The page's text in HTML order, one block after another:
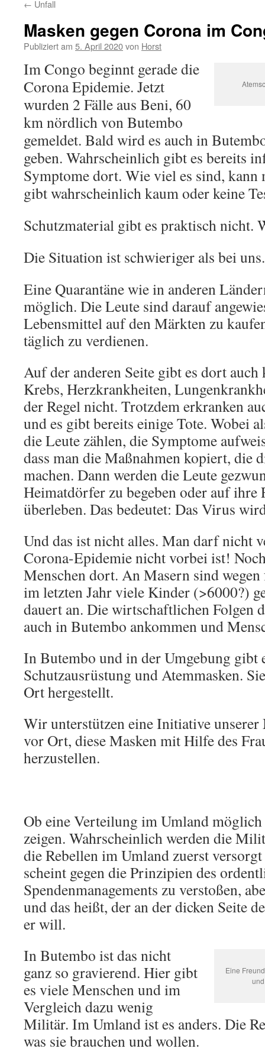
← Unfall
Masken gegen Corona im
Publiziert am 5. April 2020von Horst
Im Congo beginnt gerade die
Corona Epidemie. Jetzt
wurden 2 Fälle aus Beni, 60
km nördlich von Butembo
gemeldet. Bald wird es auch in
geben. Wahrscheinlich gibt es bereits
Symptome dort. Wie viel es sind, kann
gibt wahrscheinlich kaum oder keine
Schutzmaterial gibt es praktisch nicht.
Die Situation ist schwieriger als bei uns.
Eine Quarantäne wie in anderen
möglich. Die Leute sind darauf
Lebensmittel auf den Märkten zu
täglich zu verdienen.
Auf der anderen Seite gibt es dort
Krebs, Herzkrankheiten,
der Regel nicht. Trotzdem erkranken
und es gibt bereits einige Tote. Wobei
die Leute zählen, die Symptome
dass man die Maßnahmen kopiert, die
machen. Dann werden die Leute
Heimatdörfer zu begeben oder auf ihre
überleben. Das bedeutet: Das Virus
Und das ist nicht alles. Man darf nicht
Corona-Epidemie nicht vorbei ist!
Menschen dort. An Masern sind
im letzten Jahr viele Kinder (>6000?)
dauert an. Die wirtschaftlichen Folgen
auch in Butembo ankommen und
In Butembo und in der Umgebung gibt
Schutzausrüstung und Atemmasken.
Ort hergestellt.
Wir unterstützen eine Initiative
vor Ort, diese Masken mit Hilfe des
herzustellen.
Ob eine Verteilung im Umland
zeigen. Wahrscheinlich werden die
die Rebellen im Umland zuerst
scheint gegen die Prinzipien des
Spendenmanagements zu verstoßen,
und das heißt, der an der dicken Seite
er will.
Eine
In Butembo ist das nicht
ganz so gravierend. Hier gibt
es viele Menschen und im
Vergleich dazu wenig
Militär. Im Umland ist es anders. Die
was sie brauchen und wollen.